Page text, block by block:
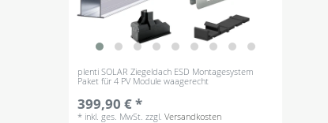
plenti SOLAR Ziegeldach ESD Montagesystem
Paket für 4 PV Module waagerecht
399,90 € *
* inkl. ges. MwSt. zzgl.Versandkosten